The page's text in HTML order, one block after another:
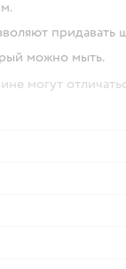
придавать
можно мыть.
могут